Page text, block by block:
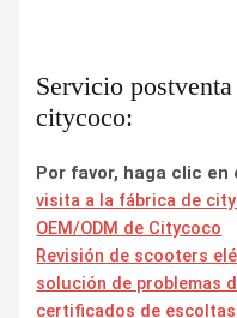
Servicio
citycoco:
Por favor, haga clic en
visita a la fábrica de
OEM/ODM de Citycoco
Revisión de scooters
solución de problemas
certificados de escoltas